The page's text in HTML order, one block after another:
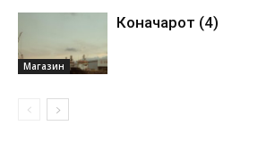
Магазин
Коначарот (4)